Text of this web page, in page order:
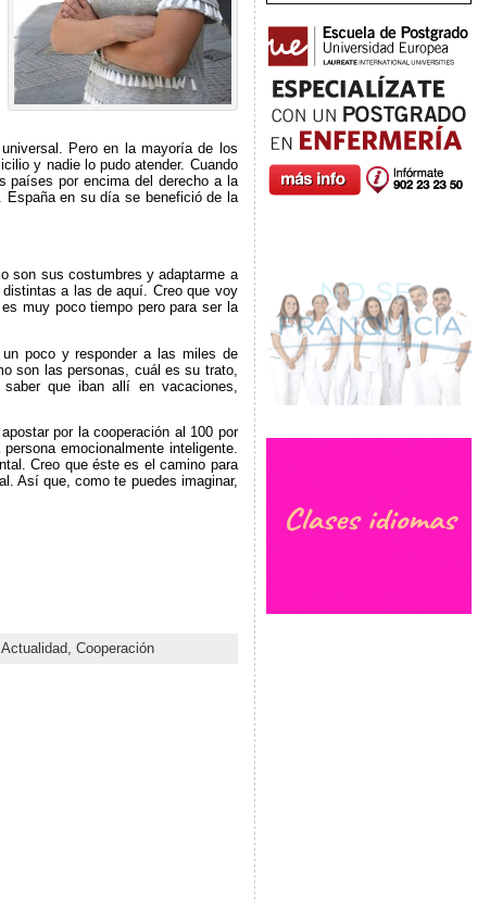
Pero en la mayoría de los
y nadie lo pudo atender. Cuando
países por encima del derecho a la
España en su día se benefició de la
son sus costumbres y adaptarme a
a las de aquí. Creo que voy
muy poco tiempo pero para ser la
poco y responder a las miles de
son las personas, cuál es su trato,
que iban allí en vacaciones,
por la cooperación al 100 por
emocionalmente inteligente.
Creo que éste es el camino para
Así que, como te puedes imaginar,
Actualidad, Cooperación